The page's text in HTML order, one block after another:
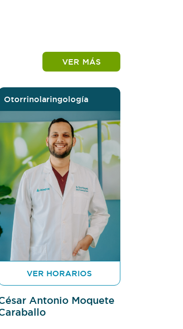
VER MÁS
Otorrinolaringología
VER HORARIOS
Antonio Moquete